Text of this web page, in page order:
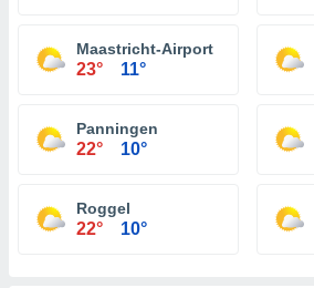
Maastricht-Airport
23° 11°
Panningen
22° 10°
Roggel
22° 10°